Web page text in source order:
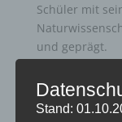
Schüler mit
und geprägt.
Lehrer,
Humor und
Stand: